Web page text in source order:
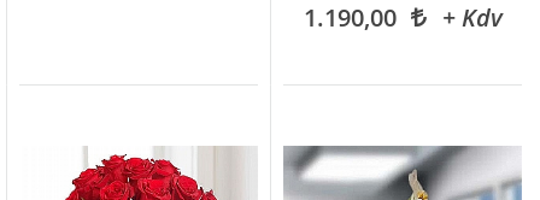
1.190,00 + Kdv